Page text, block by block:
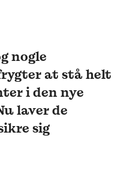
nogle
at stå helt
i den nye
laver de
sig